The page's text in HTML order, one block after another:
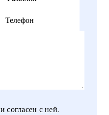
и согласен с ней.